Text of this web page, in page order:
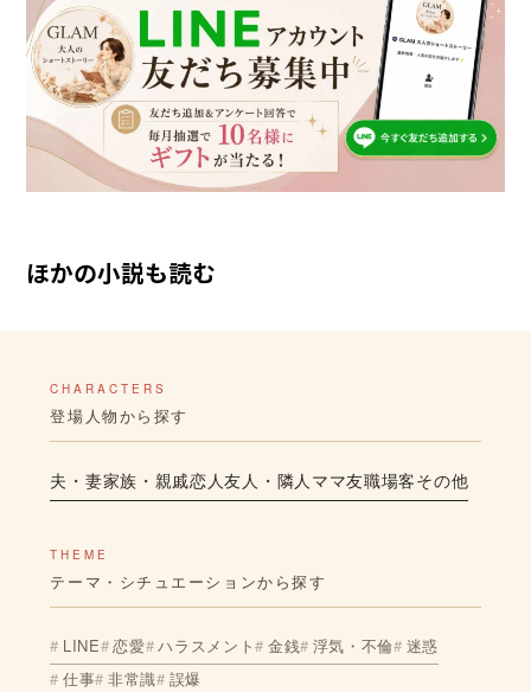
ほかの小説も読む
CHARACTERS
登場人物から探す
夫・妻家族・親戚恋人友人・隣人 ママ友職場客その他
THEME
テーマ・シチュエーションから探す
LINE 恋愛 ハラスメント 金銭 浮気・不倫 迷惑
仕事 非常識 誤爆